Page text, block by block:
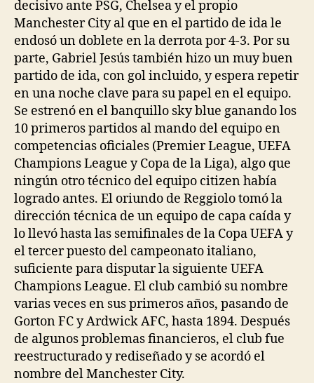
decisivo ante PSG, Chelsea y el propio
Manchester City al que en el partido de ida le
endosó un doblete en la derrota por 4-3. Por su
parte, Gabriel Jesús también hizo un muy buen
partido de ida, con gol incluido, y espera repetir
en una noche clave para su papel en el equipo.
Se estrenó en el banquillo sky blue ganando los
10 primeros partidos al mando del equipo en
competencias oficiales (Premier League, UEFA
Champions League y Copa de la Liga), algo que
ningún otro técnico del equipo citizen había
logrado antes. El oriundo de Reggiolo tomó la
dirección técnica de un equipo de capa caída y
lo llevó hasta las semifinales de la Copa UEFA y
el tercer puesto del campeonato italiano,
suficiente para disputar la siguiente UEFA
Champions League. El club cambió su nombre
varias veces en sus primeros años, pasando de
Gorton FC y Ardwick AFC, hasta 1894. Después
de algunos problemas financieros, el club fue
reestructurado y rediseñado y se acordó el
nombre del Manchester City.